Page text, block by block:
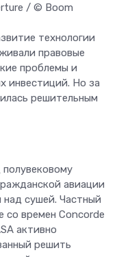
/ © Boom
технологии
правовые
проблемы и
инвестиций. Но за
решительным
авиации
сушей. Частный
со времен Concorde
активно
решить